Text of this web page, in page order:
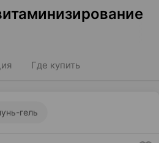
Где купить
гель